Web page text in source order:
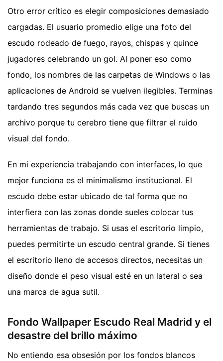
Otro error crítico es elegir composiciones demasiado
cargadas. El usuario promedio elige una foto del
escudo rodeado de fuego, rayos, chispas y quince
jugadores celebrando un gol. Al poner eso como
fondo, los nombres de las carpetas de Windows o las
aplicaciones de Android se vuelven ilegibles. Terminas
tardando tres segundos más cada vez que buscas un
archivo porque tu cerebro tiene que filtrar el ruido
visual del fondo.
En mi experiencia trabajando con interfaces, lo que
mejor funciona es el minimalismo institucional. El
escudo debe estar ubicado de tal forma que no
interfiera con las zonas donde sueles colocar tus
herramientas de trabajo. Si usas el escritorio limpio,
puedes permitirte un escudo central grande. Si tienes
el escritorio lleno de accesos directos, necesitas un
diseño donde el peso visual esté en un lateral o sea
una marca de agua sutil.
Fondo Wallpaper Escudo Real Madrid y el
desastre del brillo máximo
No entiendo esa obsesión por los fondos blancos